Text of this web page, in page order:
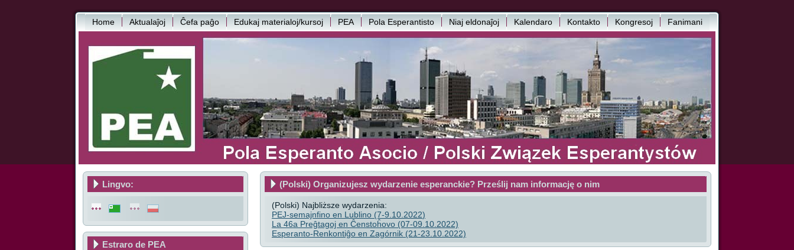
Home Aktualaĵoj Ĉefa paĝo Edukaj materialoj/kursoj PEA Pola Esperantisto Niaj eldonaĵoj Kalendaro Kontakto Kongresoj Fanimani
Lingvo:
Estraro de PEA
(Polski) Organizujesz wydarzenie esperanckie? Prześlij nam informację o nim
(Polski) Najbliższe wydarzenia:
PEJ-semajnfino en Lublino (7-9.10.2022)
La 46a Preĝtagoj en Ĉenstoĥovo (07-09.10.2022)
Esperanto-Renkontiĝo en Zagórnik (21-23.10.2022)